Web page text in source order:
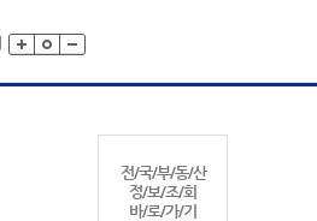
전/국/부/동/산
정/보/조/회
바/로/가/기